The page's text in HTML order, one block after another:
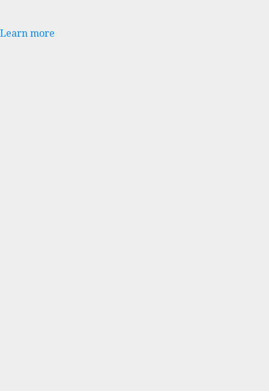
Learn more